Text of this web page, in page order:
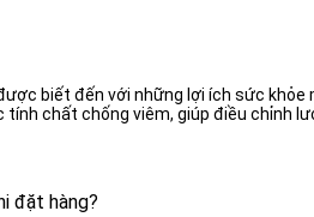
biết đến với những lợi ích sức
chất chống viêm, giúp điều chỉnh
đặt hàng?